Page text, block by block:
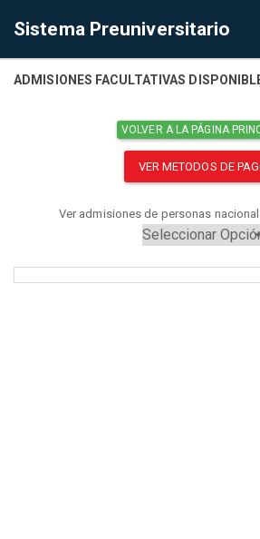
Sistema Preuniversitario
ADMISIONES FACULTATIVAS
VOLVER A LA PÁGINA
VER METODOS DE
Ver admisiones de personas